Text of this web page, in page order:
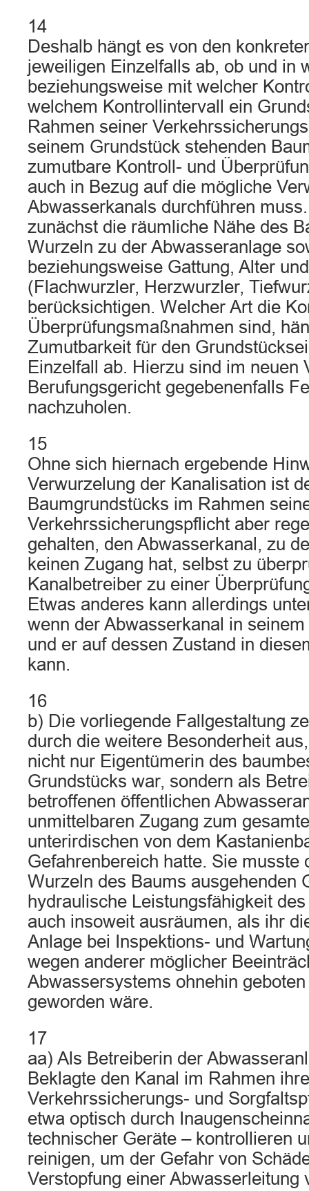
14
Deshalb hängt es von den
jeweiligen Einzelfalls ab, ob und in
beziehungsweise mit welcher
welchem Kontrollintervall ein
Rahmen seiner
seinem Grundstück stehenden
zumutbare Kontroll- und
auch in Bezug auf die mögliche
Abwasserkanals durchführen
zunächst die räumliche Nähe des
Wurzeln zu der Abwasseranlage
beziehungsweise Gattung, Alter
(Flachwurzler, Herzwurzler,
berücksichtigen. Welcher Art die
Überprüfungsmaßnahmen sind,
Zumutbarkeit für den
Einzelfall ab. Hierzu sind im neuen
Berufungsgericht gegebenenfalls
nachzuholen.
15
Ohne sich hiernach ergebende
Verwurzelung der Kanalisation ist
Baumgrundstücks im Rahmen
Verkehrssicherungspflicht aber
gehalten, den Abwasserkanal, zu
keinen Zugang hat, selbst zu
Kanalbetreiber zu einer
Etwas anderes kann allerdings
wenn der Abwasserkanal in
und er auf dessen Zustand in
kann.
16
b) Die vorliegende Fallgestaltung
durch die weitere Besonderheit
nicht nur Eigentümerin des
Grundstücks war, sondern als
betroffenen öffentlichen
unmittelbaren Zugang zum
unterirdischen von dem
Gefahrenbereich hatte. Sie musste
Wurzeln des Baums ausgehenden
hydraulische Leistungsfähigkeit
auch insoweit ausräumen, als ihr
Anlage bei Inspektions- und
wegen anderer möglicher
Abwassersystems ohnehin
geworden wäre.
17
aa) Als Betreiberin der
Beklagte den Kanal im Rahmen
Verkehrssicherungs- und
etwa optisch durch
technischer Geräte – kontrollieren
reinigen, um der Gefahr von
Verstopfung einer Abwasserleitung